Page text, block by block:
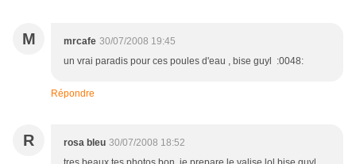
M mrcafe 30/07/2008 19:45
un vrai paradis pour ces poules d'eau , bise guyl :0048:
Répondre
R rosa bleu 30/07/2008 18:52